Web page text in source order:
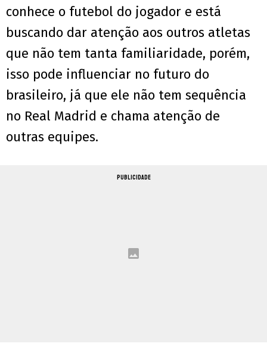
conhece o futebol do jogador e está
buscando dar atenção aos outros atletas
que não tem tanta familiaridade, porém,
isso pode influenciar no futuro do
brasileiro, já que ele não tem sequência
no Real Madrid e chama atenção de
outras equipes.
PUBLICIDADE